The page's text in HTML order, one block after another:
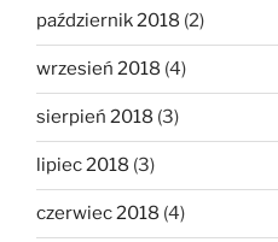
październik 2018 (2)
wrzesień 2018 (4)
sierpień 2018 (3)
lipiec 2018 (3)
czerwiec 2018 (4)